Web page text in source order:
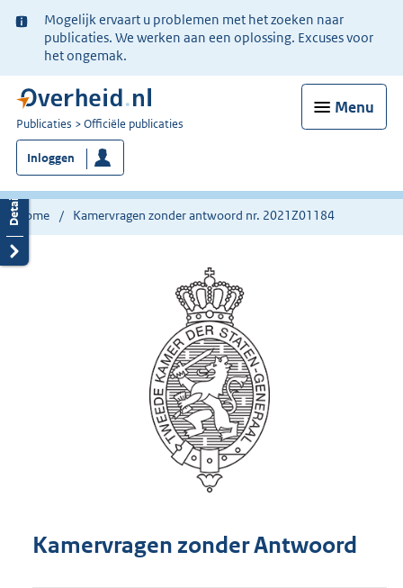
Ter
informatie:
Mogelijk ervaart u problemen met het zoeken naar
publicaties. We werken aan een oplossing. Excuses voor
het ongemak.
Menu
U
bent
nu
hier:
Publicaties Officiële publicaties
Inloggen
Home Kamervragen zonder antwoord nr. 2021Z01184
Kamervragen zonder Antwoord